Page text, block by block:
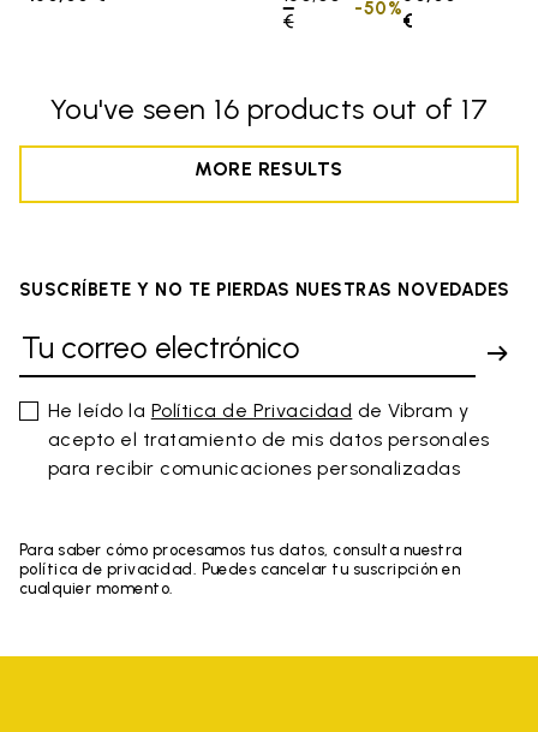
€to
€
-50%
You've seen 16 products out of 17
MORE RESULTS
SUSCRÍBETE Y NO TE PIERDAS NUESTRAS NOVEDADES
He leído la Política de Privacidad de Vibram y
acepto el tratamiento de mis datos personales
para recibir comunicaciones personalizadas
Para saber cómo procesamos tus datos, consulta nuestra
política de privacidad. Puedes cancelar tu suscripción en
cualquier momento.